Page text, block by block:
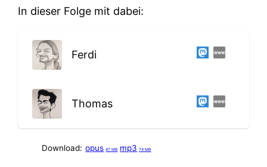
In dieser Folge mit dabei:
Ferdi
Thomas
Download: opus 47 MB mp3 74 MB